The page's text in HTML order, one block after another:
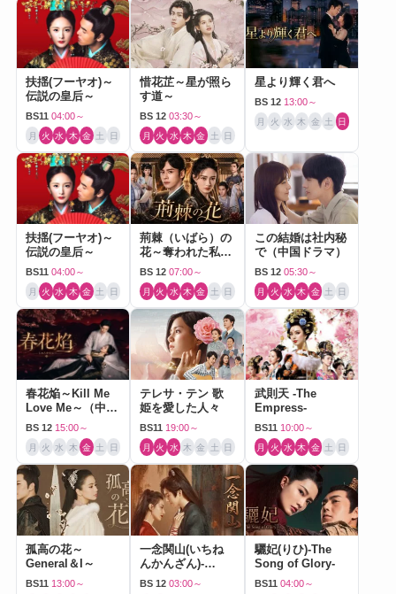
扶揺(フーヤオ)～
伝説の皇后～
BS11 04:00～
月 火 水 木 金 土 日
惜花芷～星が照ら
す道～
BS 12 03:30～
月 火 水 木 金 土 日
星より輝く君へ
BS 12 13:00～
月 火 水 木 金 土 日
扶揺(フーヤオ)～
伝説の皇后～
BS11 04:00～
月 火 水 木 金 土 日
荊棘（いばら）の
花～奪われた私～
（中国ドラマ）
BS 12 07:00～
月 火 水 木 金 土 日
この結婚は社内秘
で（中国ドラマ）
BS 12 05:30～
月 火 水 木 金 土 日
春花焔～Kill Me
Love Me～（中国
ドラマ）
BS 12 15:00～
月 火 水 木 金 土 日
テレサ・テン 歌
姫を愛した人々
BS11 19:00～
月 火 水 木 金 土 日
武則天 -The
Empress-
BS11 10:00～
月 火 水 木 金 土 日
孤高の花～
General＆I～
BS11 13:00～
一念関山(いちね
んかんざん)-
Journey to Love-
BS 12 03:00～
驪妃(りひ)-The
Song of Glory-
BS11 04:00～